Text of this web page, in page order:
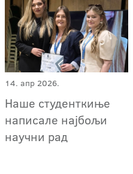
14. апр 2026.
Наше студенткиње
написале најбољи
научни рад